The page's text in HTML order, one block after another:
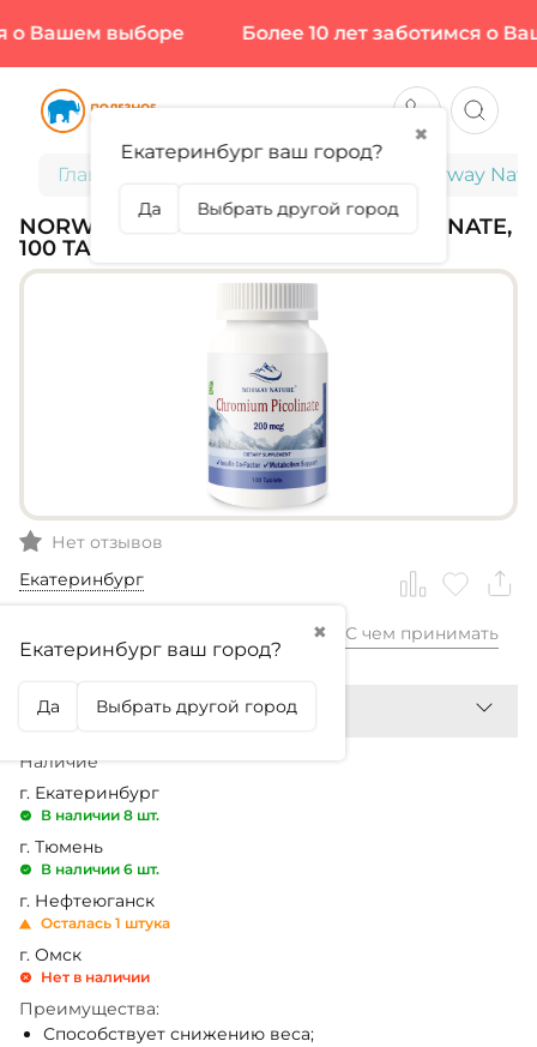
Вашем выборе Более 10 лет заботимся о
Главная Norway
NORWAY NATURE, CHROMIUM PICOLINATE,
100 ТАБЛ (100 ПОРЦИЙ)
Нет отзывов
Екатеринбург
✖
Екатеринбург ваш город?
Да Выбрать другой город
1 450,99₽ С чем принимать
Наличие
г. Екатеринбург
В наличии 8 шт.
г. Тюмень
В наличии 6 шт.
г. Нефтеюганск
Осталась 1 штука
г. Омск
Нет в наличии
Преимущества:
Способствует снижению веса;
✖
Екатеринбург ваш город?
Да Выбрать другой город